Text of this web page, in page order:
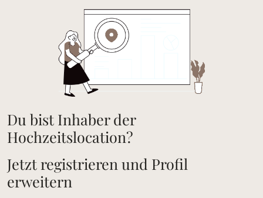
Du bist Inhaber der
Hochzeitslocation?
Jetzt registrieren und Profil
erweitern